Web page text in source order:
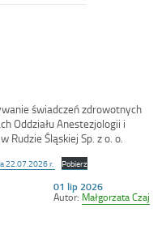
świadczeń zdrowotnych
Oddziału Anestezjologii i
Rudzie Śląskiej Sp. z o. o.
22.07.2026 r. Pobierz
Opublikowano
w
01 lip 2026
Autor: Małgorzata Czaj